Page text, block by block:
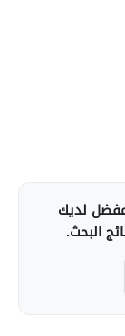
لديك
البحث.